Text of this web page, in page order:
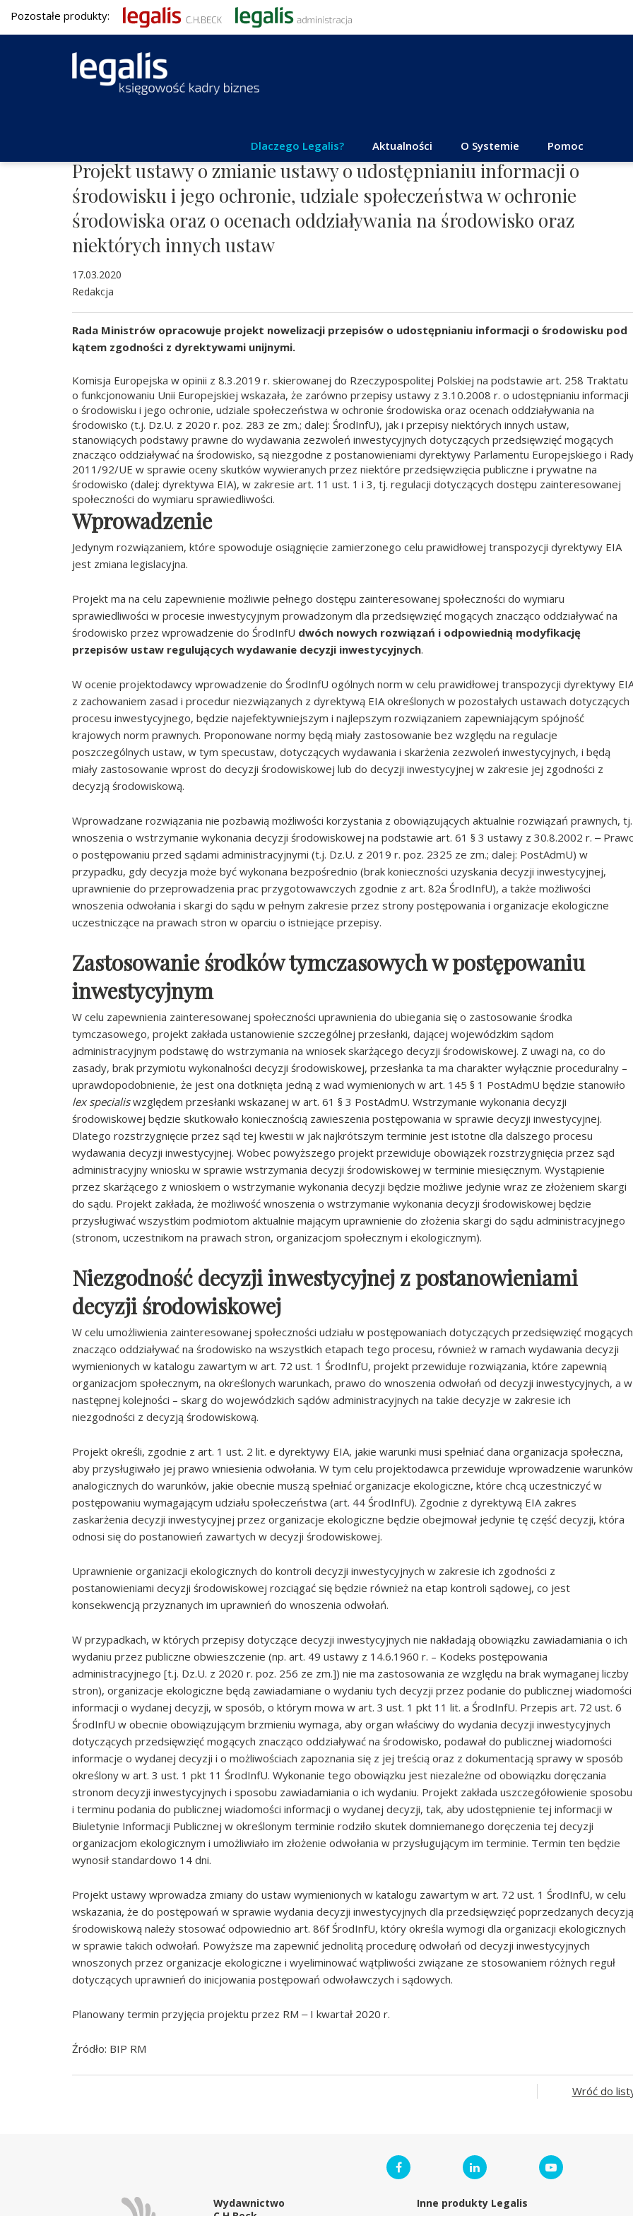
Pozostałe produkty:
Dlaczego Legalis? Aktualności O Systemie Pomoc
Projekt ustawy o zmianie ustawy o udostępnianiu informacji o
środowisku i jego ochronie, udziale społeczeństwa w ochronie
środowiska oraz o ocenach oddziaływania na środowisko oraz
niektórych innych ustaw
17.03.2020
Redakcja
Rada Ministrów opracowuje projekt nowelizacji przepisów o udostępnianiu informacji o środowisku pod
kątem zgodności z dyrektywami unijnymi.
Komisja Europejska w opinii z 8.3.2019 r. skierowanej do Rzeczypospolitej Polskiej na podstawie art. 258 Traktatu
o funkcjonowaniu Unii Europejskiej wskazała, że zarówno przepisy ustawy z 3.10.2008 r. o udostępnianiu informacji
o środowisku i jego ochronie, udziale społeczeństwa w ochronie środowiska oraz ocenach oddziaływania na
środowisko (t.j. Dz.U. z 2020 r. poz. 283 ze zm.; dalej: ŚrodInfU), jak i przepisy niektórych innych ustaw,
stanowiących podstawy prawne do wydawania zezwoleń inwestycyjnych dotyczących przedsięwzięć mogących
znacząco oddziaływać na środowisko, są niezgodne z postanowieniami dyrektywy Parlamentu Europejskiego i
2011/92/UE w sprawie oceny skutków wywieranych przez niektóre przedsięwzięcia publiczne i prywatne na
środowisko (dalej: dyrektywa EIA), w zakresie art. 11 ust. 1 i 3, tj. regulacji dotyczących dostępu zainteresowanej
społeczności do wymiaru sprawiedliwości.
Wprowadzenie
Jedynym rozwiązaniem, które spowoduje osiągnięcie zamierzonego celu prawidłowej transpozycji dyrektywy EIA
jest zmiana legislacyjna.
Projekt ma na celu zapewnienie możliwie pełnego dostępu zainteresowanej społeczności do wymiaru
sprawiedliwości w procesie inwestycyjnym prowadzonym dla przedsięwzięć mogących znacząco oddziaływać na
środowisko przez wprowadzenie do ŚrodInfU dwóch nowych rozwiązań i odpowiednią modyfikację
przepisów ustaw regulujących wydawanie decyzji inwestycyjnych.
W ocenie projektodawcy wprowadzenie do ŚrodInfU ogólnych norm w celu prawidłowej transpozycji dyrektywy
z zachowaniem zasad i procedur niezwiązanych z dyrektywą EIA określonych w pozostałych ustawach dotyczących
procesu inwestycyjnego, będzie najefektywniejszym i najlepszym rozwiązaniem zapewniającym spójność
krajowych norm prawnych. Proponowane normy będą miały zastosowanie bez względu na regulacje
poszczególnych ustaw, w tym specustaw, dotyczących wydawania i skarżenia zezwoleń inwestycyjnych, i będą
miały zastosowanie wprost do decyzji środowiskowej lub do decyzji inwestycyjnej w zakresie jej zgodności z
decyzją środowiskową.
Wprowadzane rozwiązania nie pozbawią możliwości korzystania z obowiązujących aktualnie rozwiązań prawnych, tj.
wnoszenia o wstrzymanie wykonania decyzji środowiskowej na podstawie art. 61 § 3 ustawy z 30.8.2002 r. ‒
o postępowaniu przed sądami administracyjnymi (t.j. Dz.U. z 2019 r. poz. 2325 ze zm.; dalej: PostAdmU) w
przypadku, gdy decyzja może być wykonana bezpośrednio (brak konieczności uzyskania decyzji inwestycyjnej,
uprawnienie do przeprowadzenia prac przygotowawczych zgodnie z art. 82a ŚrodInfU), a także możliwości
wnoszenia odwołania i skargi do sądu w pełnym zakresie przez strony postępowania i organizacje ekologiczne
uczestniczące na prawach stron w oparciu o istniejące przepisy.
Zastosowanie środków tymczasowych w postępowaniu
inwestycyjnym
W celu zapewnienia zainteresowanej społeczności uprawnienia do ubiegania się o zastosowanie środka
tymczasowego, projekt zakłada ustanowienie szczególnej przesłanki, dającej wojewódzkim sądom
administracyjnym podstawę do wstrzymania na wniosek skarżącego decyzji środowiskowej. Z uwagi na, co do
zasady, brak przymiotu wykonalności decyzji środowiskowej, przesłanka ta ma charakter wyłącznie proceduralny –
uprawdopodobnienie, że jest ona dotknięta jedną z wad wymienionych w art. 145 § 1 PostAdmU będzie stanowiło
lex specialiswzględem przesłanki wskazanej w art. 61 § 3 PostAdmU. Wstrzymanie wykonania decyzji
środowiskowej będzie skutkowało koniecznością zawieszenia postępowania w sprawie decyzji inwestycyjnej.
Dlatego rozstrzygnięcie przez sąd tej kwestii w jak najkrótszym terminie jest istotne dla dalszego procesu
wydawania decyzji inwestycyjnej. Wobec powyższego projekt przewiduje obowiązek rozstrzygnięcia przez sąd
administracyjny wniosku w sprawie wstrzymania decyzji środowiskowej w terminie miesięcznym. Wystąpienie
przez skarżącego z wnioskiem o wstrzymanie wykonania decyzji będzie możliwe jedynie wraz ze złożeniem skargi
do sądu. Projekt zakłada, że możliwość wnoszenia o wstrzymanie wykonania decyzji środowiskowej będzie
przysługiwać wszystkim podmiotom aktualnie mającym uprawnienie do złożenia skargi do sądu administracyjnego
(stronom, uczestnikom na prawach stron, organizacjom społecznym i ekologicznym).
Niezgodność decyzji inwestycyjnej z postanowieniami
decyzji środowiskowej
W celu umożliwienia zainteresowanej społeczności udziału w postępowaniach dotyczących przedsięwzięć mogących
znacząco oddziaływać na środowisko na wszystkich etapach tego procesu, również w ramach wydawania decyzji
wymienionych w katalogu zawartym w art. 72 ust. 1 ŚrodInfU, projekt przewiduje rozwiązania, które zapewnią
organizacjom społecznym, na określonych warunkach, prawo do wnoszenia odwołań od decyzji inwestycyjnych, a w
następnej kolejności – skarg do wojewódzkich sądów administracyjnych na takie decyzje w zakresie ich
niezgodności z decyzją środowiskową.
Projekt określi, zgodnie z art. 1 ust. 2 lit. e dyrektywy EIA, jakie warunki musi spełniać dana organizacja społeczna,
aby przysługiwało jej prawo wniesienia odwołania. W tym celu projektodawca przewiduje wprowadzenie warunków
analogicznych do warunków, jakie obecnie muszą spełniać organizacje ekologiczne, które chcą uczestniczyć w
postępowaniu wymagającym udziału społeczeństwa (art. 44 ŚrodInfU). Zgodnie z dyrektywą EIA zakres
zaskarżenia decyzji inwestycyjnej przez organizacje ekologiczne będzie obejmował jedynie tę część decyzji, która
odnosi się do postanowień zawartych w decyzji środowiskowej.
Uprawnienie organizacji ekologicznych do kontroli decyzji inwestycyjnych w zakresie ich zgodności z
postanowieniami decyzji środowiskowej rozciągać się będzie również na etap kontroli sądowej, co jest
konsekwencją przyznanych im uprawnień do wnoszenia odwołań.
W przypadkach, w których przepisy dotyczące decyzji inwestycyjnych nie nakładają obowiązku zawiadamiania o ich
wydaniu przez publiczne obwieszczenie (np. art. 49 ustawy z 14.6.1960 r. – Kodeks postępowania
administracyjnego [t.j. Dz.U. z 2020 r. poz. 256 ze zm.]) nie ma zastosowania ze względu na brak wymaganej liczby
stron), organizacje ekologiczne będą zawiadamiane o wydaniu tych decyzji przez podanie do publicznej wiadomości
informacji o wydanej decyzji, w sposób, o którym mowa w art. 3 ust. 1 pkt 11 lit. a ŚrodInfU. Przepis art. 72 ust. 6
ŚrodInfU w obecnie obowiązującym brzmieniu wymaga, aby organ właściwy do wydania decyzji inwestycyjnych
dotyczących przedsięwzięć mogących znacząco oddziaływać na środowisko, podawał do publicznej wiadomości
informacje o wydanej decyzji i o możliwościach zapoznania się z jej treścią oraz z dokumentacją sprawy w sposób
określony w art. 3 ust. 1 pkt 11 ŚrodInfU. Wykonanie tego obowiązku jest niezależne od obowiązku doręczania
stronom decyzji inwestycyjnych i sposobu zawiadamiania o ich wydaniu. Projekt zakłada uszczegółowienie sposobu
i terminu podania do publicznej wiadomości informacji o wydanej decyzji, tak, aby udostępnienie tej informacji w
Biuletynie Informacji Publicznej w określonym terminie rodziło skutek domniemanego doręczenia tej decyzji
organizacjom ekologicznym i umożliwiało im złożenie odwołania w przysługującym im terminie. Termin ten będzie
wynosił standardowo 14 dni.
Projekt ustawy wprowadza zmiany do ustaw wymienionych w katalogu zawartym w art. 72 ust. 1 ŚrodInfU, w celu
wskazania, że do postępowań w sprawie wydania decyzji inwestycyjnych dla przedsięwzięć poprzedzanych decyzją
środowiskową należy stosować odpowiednio art. 86f ŚrodInfU, który określa wymogi dla organizacji ekologicznych
w sprawie takich odwołań. Powyższe ma zapewnić jednolitą procedurę odwołań od decyzji inwestycyjnych
wnoszonych przez organizacje ekologiczne i wyeliminować wątpliwości związane ze stosowaniem różnych reguł
dotyczących uprawnień do inicjowania postępowań odwoławczych i sądowych.
Planowany termin przyjęcia projektu przez RM ‒ I kwartał 2020 r.
Źródło: BIP RM
Wróć do
Wydawnictwo
Inne produkty Legalis